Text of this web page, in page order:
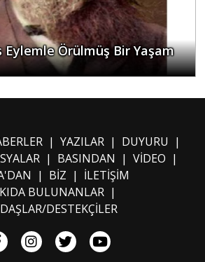
Eylemle Örülmüş Bir Yaşam
| YAZILAR| DUYURU |
| BASINDAN | VİDEO |
| BİZ | İLETİŞİM
BULUNANLAR |
DESTEKÇİLER